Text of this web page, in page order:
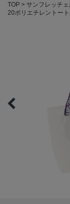
TOP サンフレッチェ
20ポリエチレントー